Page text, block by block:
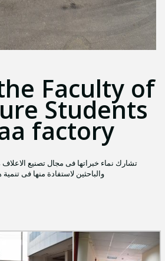
Faculty of
Students
factory
تشارك نماء خبراتها فى مجال تصنيع الاعلاف
والباحثين لاستفادة منها فى